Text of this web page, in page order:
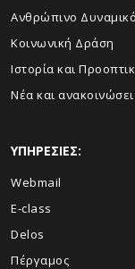
Ανθρώπινο Δυναμικό
Κοινωνική Δράση
Ιστορία και
Νέα και
ΥΠΗΡΕΣΙΕΣ:
Webmail
E-class
Delos
Πέργαμος